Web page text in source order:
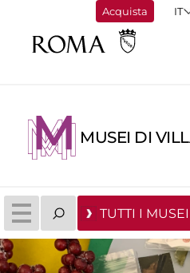
Acquista
MUSEI DI
TUTTI I MUSEI